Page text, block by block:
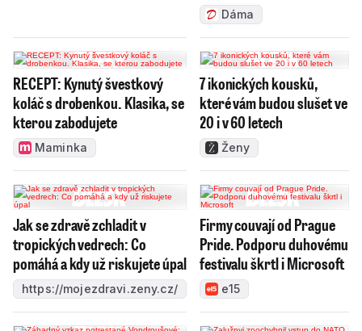
Dáma
RECEPT: Kynutý švestkový
koláč s drobenkou. Klasika, se
kterou zabodujete
Maminka
7 ikonických kousků,
které vám budou slušet ve
20 i v 60 letech
Ženy
Jak se zdravě zchladit v
tropických vedrech: Co
pomáhá a kdy už riskujete úpal
https://mojezdravi.zeny.cz/
Firmy couvají od Prague
Pride. Podporu duhovému
festivalu škrtl i Microsoft
e15